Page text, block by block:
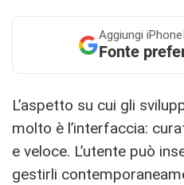
Aggiungi
Fonte
L’aspetto su cui gli
molto è l’interfaccia:
e veloce. L’utente può
gestirli